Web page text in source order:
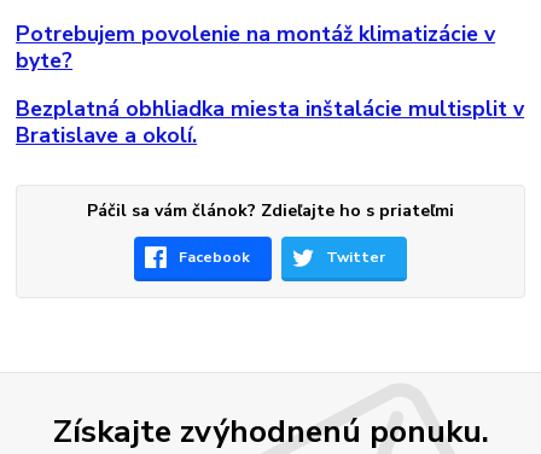
Potrebujem povolenie na montáž klimatizácie v
byte?
Bezplatná obhliadka miesta inštalácie multisplit v
Bratislave a okolí.
Páčil sa vám článok? Zdieľajte ho s priateľmi
Facebook Twitter
Získajte zvýhodnenú ponuku.